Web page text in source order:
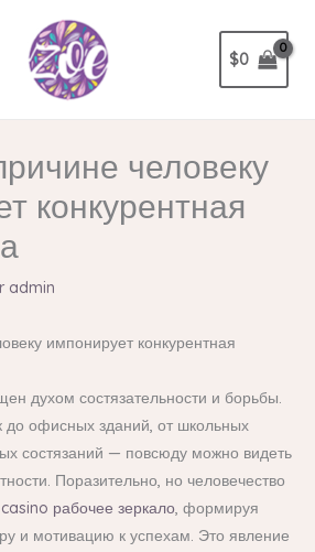
$0
человеку
конкурентная
admin
импонирует конкурентная
духом состязательности и борьбы.
офисных зданий, от школьных
состязаний — повсюду можно видеть
Поразительно, но человечество
рабочее зеркало, формируя
и мотивацию к успехам. Это явление